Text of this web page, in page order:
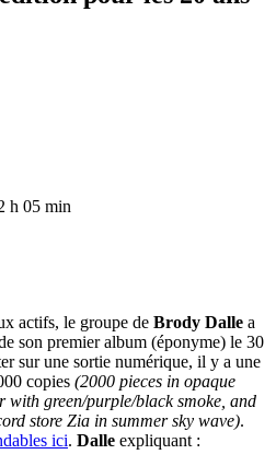
h 05 min
actifs, le groupe de Brody Dalle a
son premier album (éponyme) le 30
sur une sortie numérique, il y a une
copies (2000 pieces in opaque
with green/purple/black smoke, and
store Zia in summer sky wave).
ici. Dalle expliquant :